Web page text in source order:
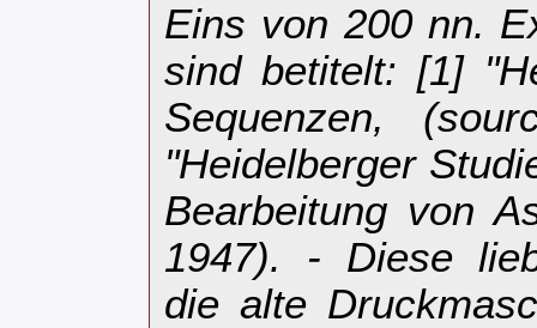
‎Eins von 200 nn.
sind betitelt: [1]
Sequenzen,
"Heidelberger
Bearbeitung von
1947). - Diese
die alte